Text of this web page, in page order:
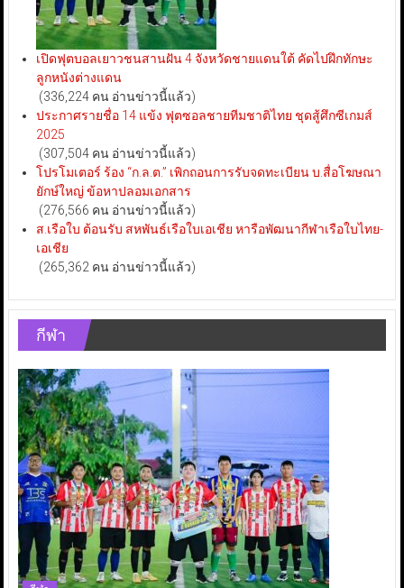
เปิดฟุตบอลเยาวชนสานฝัน 4 จังหวัดชายแดนใต้ คัดไปฝึกทักษะ
ลูกหนังต่างแดน
(336,224 คน อ่านข่าวนี้แล้ว)
ประกาศรายชื่อ 14 แข้ง ฟุตซอลชายทีมชาติไทย ชุดสู้ศึกซีเกมส์
2025
(307,504 คน อ่านข่าวนี้แล้ว)
โปรโมเตอร์ ร้อง “ก.ล.ต.” เพิกถอนการรับจดทะเบียน บ.สื่อโฆษณา
ยักษ์ใหญ่ ข้อหาปลอมเอกสาร
(276,566 คน อ่านข่าวนี้แล้ว)
ส.เรือใบ ต้อนรับ สหพันธ์เรือใบเอเชีย หารือพัฒนากีฬาเรือใบไทย-
เอเชีย
(265,362 คน อ่านข่าวนี้แล้ว)
กีฬา